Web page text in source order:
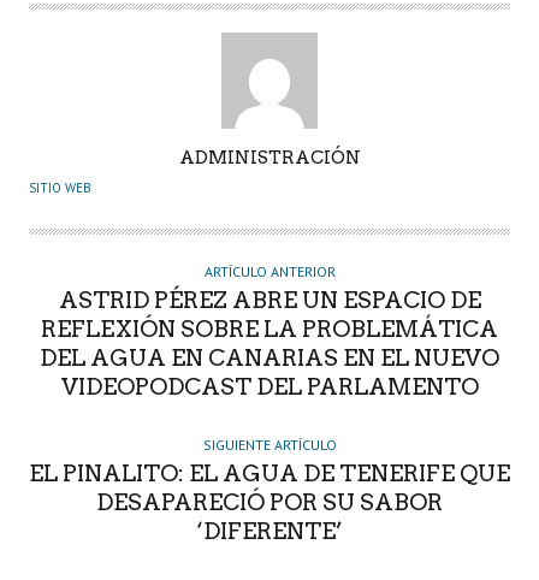
U
O
ADMINISTRACIÓN
SITIO WEB
ARTÍCULO ANTERIOR
ASTRID PÉREZ ABRE UN ESPACIO DE
REFLEXIÓN SOBRE LA PROBLEMÁTICA
DEL AGUA EN CANARIAS EN EL NUEVO
VIDEOPODCAST DEL PARLAMENTO
SIGUIENTE ARTÍCULO
EL PINALITO: EL AGUA DE TENERIFE QUE
DESAPARECIÓ POR SU SABOR
‘DIFERENTE’